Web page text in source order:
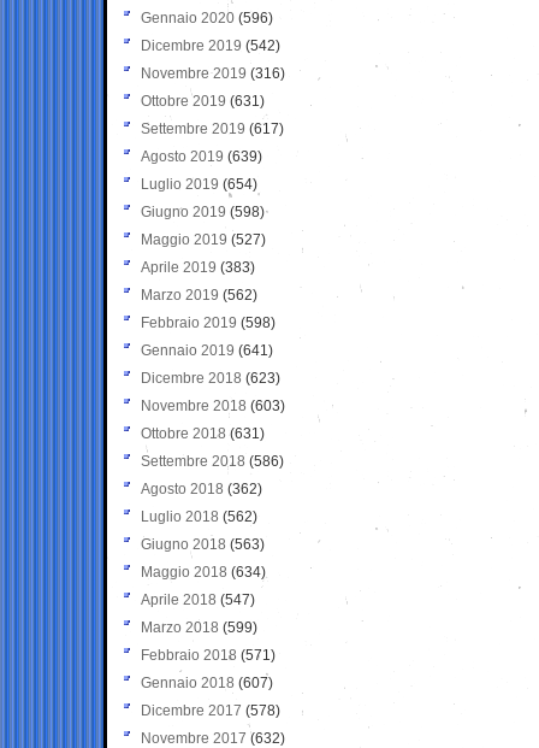
Gennaio 2020 (596)
Dicembre 2019 (542)
Novembre 2019 (316)
Ottobre 2019 (631)
Settembre 2019 (617)
Agosto 2019 (639)
Luglio 2019 (654)
Giugno 2019 (598)
Maggio 2019 (527)
Aprile 2019 (383)
Marzo 2019 (562)
Febbraio 2019 (598)
Gennaio 2019 (641)
Dicembre 2018 (623)
Novembre 2018 (603)
Ottobre 2018 (631)
Settembre 2018 (586)
Agosto 2018 (362)
Luglio 2018 (562)
Giugno 2018 (563)
Maggio 2018 (634)
Aprile 2018 (547)
Marzo 2018 (599)
Febbraio 2018 (571)
Gennaio 2018 (607)
Dicembre 2017 (578)
Novembre 2017 (632)